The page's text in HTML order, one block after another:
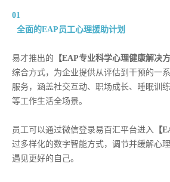
01
全面的EAP员工心理援助计划
易才推出的 【EAP专业科学心理健康解决方
综合方式，为企业提供从评估到干预的一
服务，涵盖社交互动、职场成长、睡眠训
等工作生活全场景。
员工可以通过微信登录易百汇平台进入 【
过多样化的数字智能方式，调节并缓解心
遇见更好的自己。